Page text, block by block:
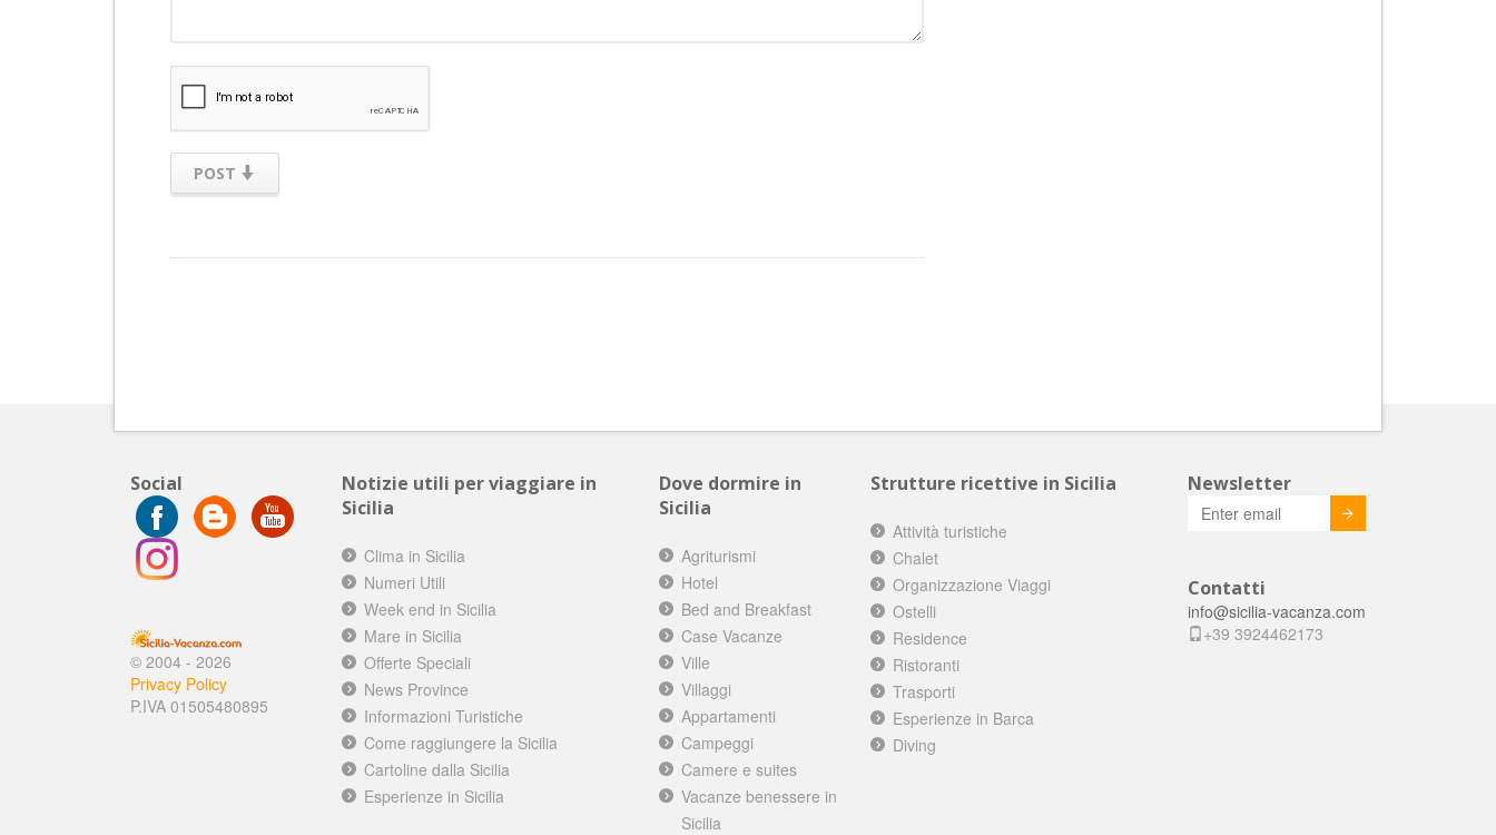
POST
Social
© 2004 - 2026
Privacy Policy
P.IVA 01505480895
Notizie utili per viaggiare in
Sicilia
Clima in Sicilia
Numeri Utili
Week end in Sicilia
Mare in Sicilia
Offerte Speciali
News Province
Informazioni Turistiche
Come raggiungere la Sicilia
Cartoline dalla Sicilia
Esperienze in Sicilia
Dove dormire in
Sicilia
Agriturismi
Hotel
Bed and Breakfast
Case Vacanze
Ville
Villaggi
Appartamenti
Campeggi
Camere e suites
Vacanze benessere in
Sicilia
Strutture ricettive in Sicilia
Attività turistiche
Chalet
Organizzazione Viaggi
Ostelli
Residence
Ristoranti
Trasporti
Esperienze in Barca
Diving
Newsletter
Invia
Contatti
info@sicilia-vacanza.com
+39 3924462173